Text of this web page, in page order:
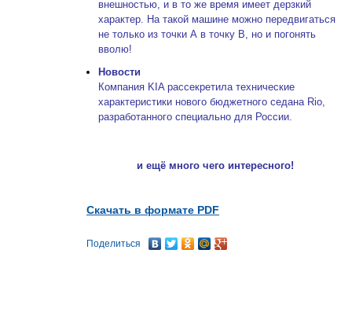
внешностью, и в то же время имеет дерзкий
характер. На такой машине можно передвигаться
не только из точки А в точку B, но и погонять
вволю!
Новости
Компания KIA рассекретила технические
характеристики нового бюджетного седана Rio,
разработанного специально для России.
и ещё много чего интересного!
Скачать в формате PDF
Поделиться